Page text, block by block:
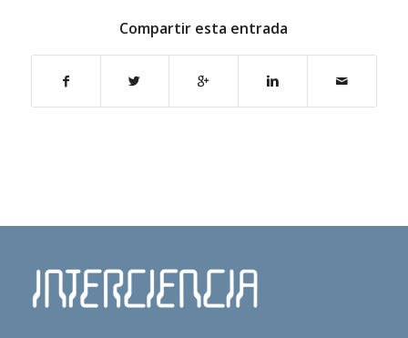
Compartir esta entrada